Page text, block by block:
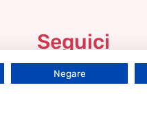
Seguici
Negare